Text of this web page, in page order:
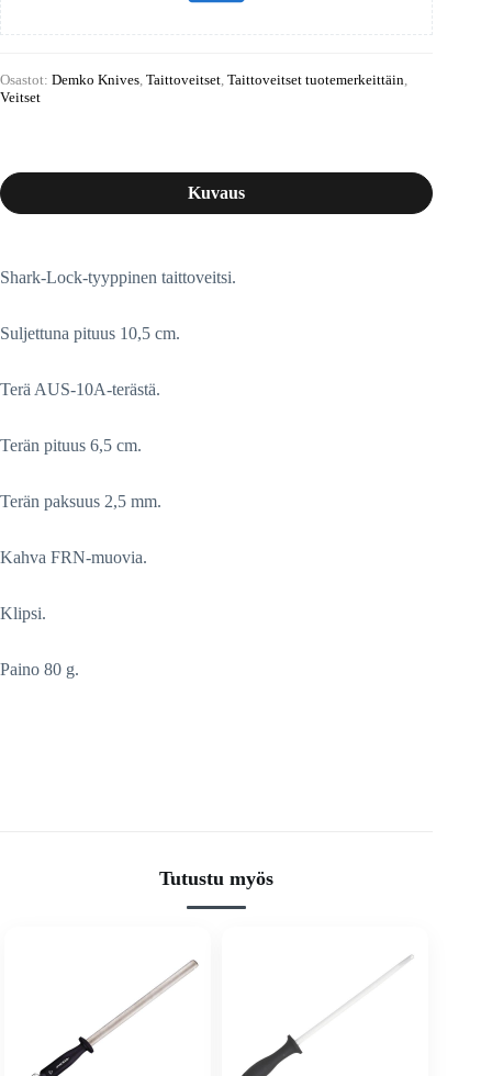
Osastot: Demko Knives, Taittoveitset, Taittoveitset tuotemerkeittäin,
Veitset
Kuvaus
Shark-Lock-tyyppinen taittoveitsi.
Suljettuna pituus 10,5 cm.
Terä AUS-10A-terästä.
Terän pituus 6,5 cm.
Terän paksuus 2,5 mm.
Kahva FRN-muovia.
Klipsi.
Paino 80 g.
Tutustu myös